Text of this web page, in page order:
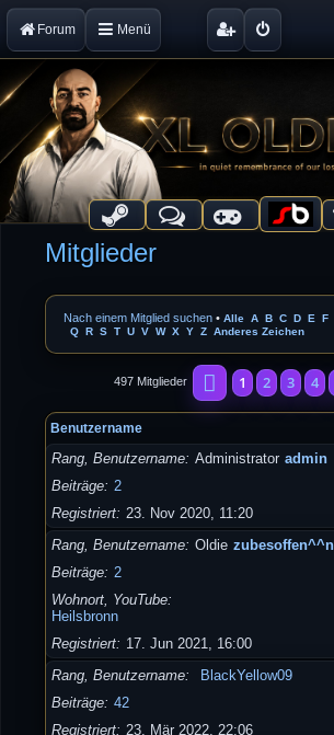
Forum Menü
Mitglieder
Nach einem Mitglied suchen •Alle A B C D E F
Q R S T U V W X Y Z Anderes Zeichen
497 Mitglieder Seite1von20
1 2 3 4
Benutzername
Rang, Benutzername Administrator admin
Beiträge 2
Registriert 23. Nov 2020, 11:20
Rang, Benutzername Oldie
Beiträge 2
Wohnort, YouTube
Heilsbronn
Registriert
17. Jun 2021, 16:00
Rang, Benutzername
BlackYellow09
Beiträge 42
Registriert 23. Mär 2022, 22:06